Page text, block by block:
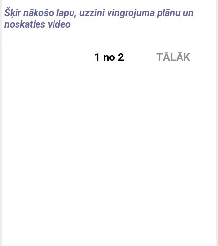
Šķir nākošo lapu, uzzini vingrojuma plānu un
noskaties video
TĀLĀK
1 no 2